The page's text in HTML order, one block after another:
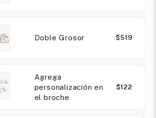
Doble Grosor $519
Agrega
personalización en
el broche
$122